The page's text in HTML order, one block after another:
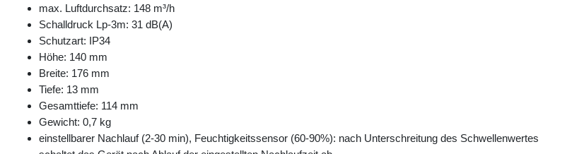
max. Luftdurchsatz: 148 m³/h
Schalldruck Lp-3m: 31 dB(A)
Schutzart: IP34
Höhe: 140 mm
Breite: 176 mm
Tiefe: 13 mm
Gesamttiefe: 114 mm
Gewicht: 0,7 kg
einstellbarer Nachlauf (2-30 min), Feuchtigkeitssensor (60-90%): nach Unterschreitung des Schwellenwertes